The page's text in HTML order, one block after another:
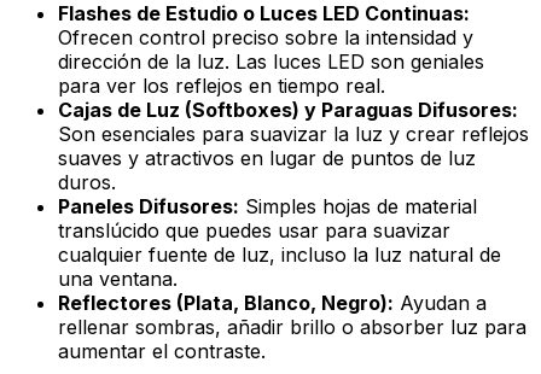
Flashes de Estudio o Luces LED Continuas:
Ofrecen control preciso sobre la intensidad y
dirección de la luz. Las luces LED son geniales
para ver los reflejos en tiempo real.
Cajas de Luz (Softboxes) y Paraguas Difusores:
Son esenciales para suavizar la luz y crear reflejos
suaves y atractivos en lugar de puntos de luz
duros.
Paneles Difusores: Simples hojas de material
translúcido que puedes usar para suavizar
cualquier fuente de luz, incluso la luz natural de
una ventana.
Reflectores (Plata, Blanco, Negro): Ayudan a
rellenar sombras, añadir brillo o absorber luz para
aumentar el contraste.